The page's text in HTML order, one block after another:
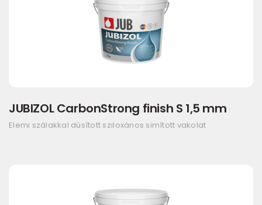
JUBIZOL CarbonStrong finish S 1,5 mm
Elemi szálakkal dúsított sziloxános simított vakolat